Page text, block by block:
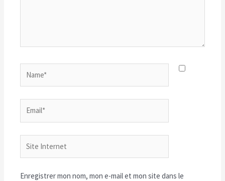
Internet
Enregistrer mon nom, mon e-mail et mon site dans le